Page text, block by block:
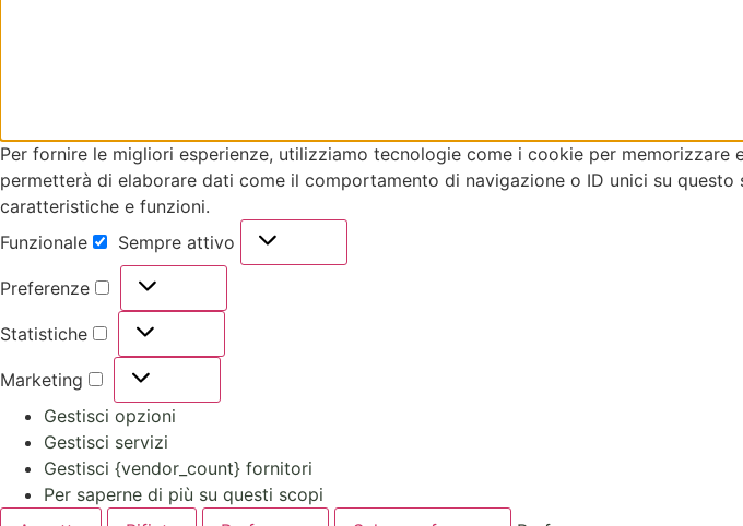
Per fornire le migliori esperienze, utilizziamo tecnologie come i cookie per
permetterà di elaborare dati come il comportamento di navigazione o ID unici su
caratteristiche e funzioni.
Funzionale
Sempre attivo
Preferenze
Statistiche
Marketing
Gestisci opzioni
Gestisci servizi
Gestisci {vendor_count} fornitori
Per saperne di più su questi scopi